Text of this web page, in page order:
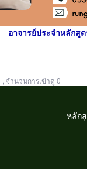
อาจารย์ประจำหลักสู
, จำนวนการเข้าดู 0
หลัก